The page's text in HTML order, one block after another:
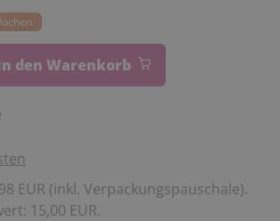
den Warenkorb
EUR (inkl. Verpackungspauschale).
15,00 EUR.